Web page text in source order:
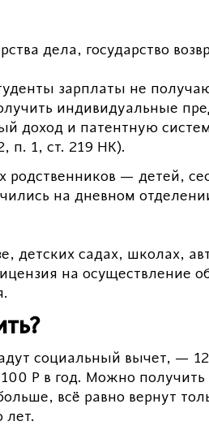
дела, государство
зарплаты не
индивидуальные
доход и патентную
п. 1, ст. 219 НК).
— детей,
на дневном
детских садах, школах,
на осуществление
социальный вычет, —
Р в год. Можно
всё равно вернут
лет.